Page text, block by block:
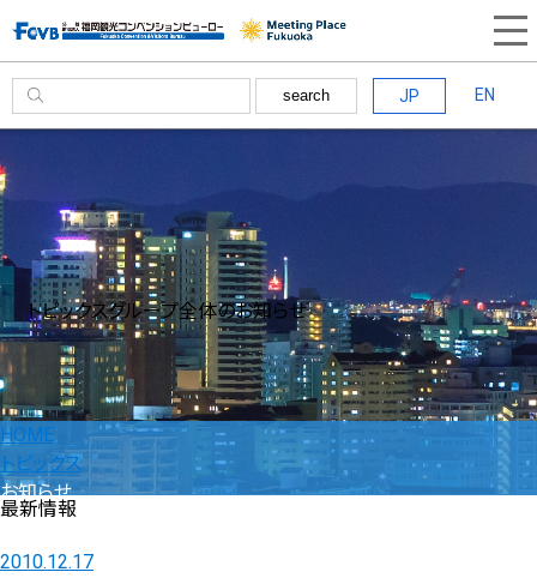
search JP EN
トピックスグループ全体のお知らせ
HOME
トピックス
お知らせ
最新情報
2010.12.17